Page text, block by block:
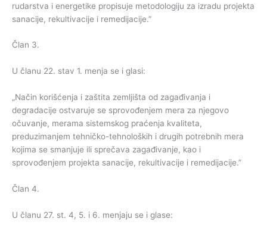
rudarstva i energetike propisuje metodologiju za izradu projekta
sanacije, rekultivacije i remedijacije.”
Član 3.
U članu 22. stav 1. menja se i glasi:
„Način korišćenja i zaštita zemljišta od zagađivanja i
degradacije ostvaruje se sprovođenjem mera za njegovo
očuvanje, merama sistemskog praćenja kvaliteta,
preduzimanjem tehničko-tehnoloških i drugih potrebnih mera
kojima se smanjuje ili sprečava zagađivanje, kao i
sprovođenjem projekta sanacije, rekultivacije i remedijacije.”
Član 4.
U članu 27. st. 4, 5. i 6. menjaju se i glase: